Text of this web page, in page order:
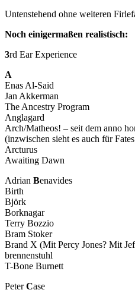
Untenstehend ohne weiteren
Noch einigermaßen realistisch:
3rd Ear Experience
A
Enas Al-Said
Jan Akkerman
The Ancestry Program
Anglagard
Arch/Matheos! – seit dem anno
(inzwischen sieht es auch für
Arcturus
Awaiting Dawn
Adrian Benavides
Birth
Björk
Borknagar
Terry Bozzio
Bram Stoker
Brand X (Mit Percy Jones? Mit
brennenstuhl
T-Bone Burnett
PeterCase